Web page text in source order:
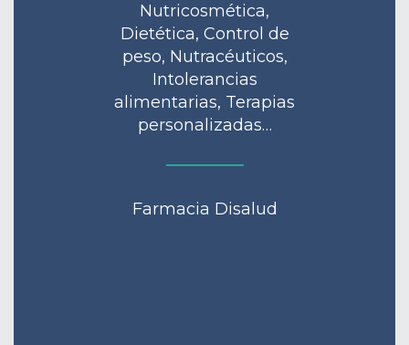
Nutricosmética,
Dietética, Control de
peso, Nutracéuticos,
Intolerancias
alimentarias, Terapias
personalizadas…
Farmacia Disalud